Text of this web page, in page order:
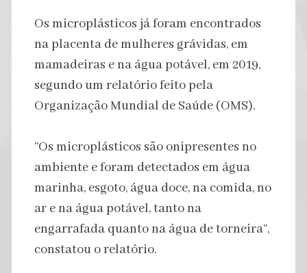
Os microplásticos já foram encontrados
na placenta de mulheres grávidas, em
mamadeiras e na água potável, em 2019,
segundo um relatório feito pela
Organização Mundial de Saúde (OMS).
“Os microplásticos são onipresentes no
ambiente e foram detectados em água
marinha, esgoto, água doce, na comida, no
ar e na água potável, tanto na
engarrafada quanto na água de torneira”,
constatou o relatório.